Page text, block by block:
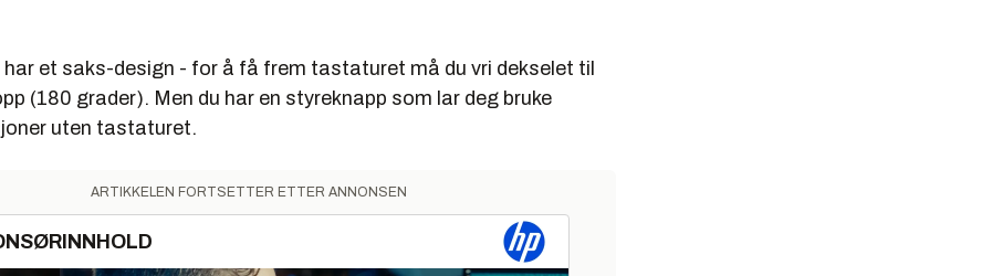
et saks-design - for å få frem tastaturet må du vri dekselet til
(180 grader). Men du har en styreknapp som lar deg bruke
uten tastaturet.
ARTIKKELEN FORTSETTER ETTER ANNONSEN